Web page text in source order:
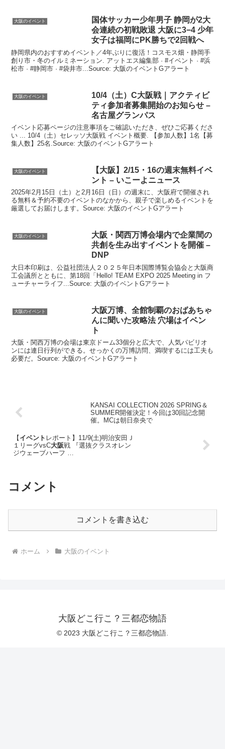
大阪のイベント
国体サッカー少年男子 静岡が2大
会連続の初戦敗退 大阪に3−4 少年
女子は福岡にPK勝ちで2回戦へ
静岡県内のおすすめイベント／4年ぶりに復活！コスモス畑・静岡手
創り市・冬のイルミネーション. アットエス編集部 · #イベント · #浜
松市 · #静岡市 · #袋井市...Source: 大阪のイベントGアラート
大阪のイベント 10/4（土）C大阪戦｜アクティビ
ティ参加者募集開始のお知らせ –
名古屋グランパス
イベント応募ページの注意事項をご確認いただき、ぜひご応募くださ
い ... 10/4（土）セレッソ大阪戦 イベント概要. 【参加人数】1名【募
集人数】25名.Source: 大阪のイベントGアラート
大阪のイベント 【大阪 】2/15・16の週末無料イベ
ント – いこーよニュース
2025年2月15日（土）と2月16日（日）の週末に、大阪府で開催され
る無料＆予約不要のイベントのなかから、親子で楽しめるイベントを
厳選してお届けします。Source: 大阪のイベントGアラート
大阪のイベント 大阪 ・関西万博会場内で企業間の
共創を生み出すイベント を開催 –
DNP
大日本印刷は、公益社団法人２０２５年日本国際博覧会協会と大阪商
工会議所とともに、第18回「Hello! TEAM EXPO 2025 Meeting in フ
ューチャーライフ...Source: 大阪のイベントGアラート
大阪のイベント 大阪万博、全館制覇のおばあちゃ
んに聞いた攻略法 穴場はイベン
ト
大阪・関西万博の会場は東京ドーム33個分と広大で、人気パビリオ
ンには連日行列ができる。せっかくの万博訪問、満喫するには工夫も
必要だ。Source: 大阪のイベントGアラート
KANSAI COLLECTION 2026 SPRING＆
SUMMER開催決定！今回は30回記念開
催。MCは朝日奈央で
【イベント レポート】11/9(土)明治安田Ｊ
１リーグvsC大阪戦 『選抜クラスオレン
ジウェーブハーフ …
コメント
コメントを書き込む
ホーム 大阪のイベント
大阪どこ行こ？三都恋物語
© 2023 大阪どこ行こ？三都恋物語.